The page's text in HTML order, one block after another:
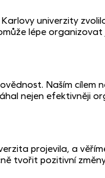
univerzity
lépe
Naším
nejen efektivněji
projevila, a
tvořit pozitivní